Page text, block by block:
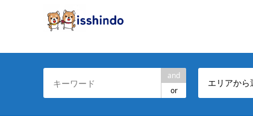
and
or
エリアから